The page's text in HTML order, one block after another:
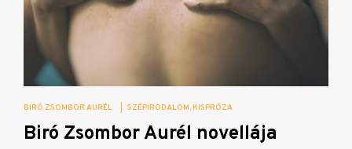
BIRÓ ZSOMBOR AURÉL SZÉPIRODALOM KISPRÓZA
Biró Zsombor Aurél novellája